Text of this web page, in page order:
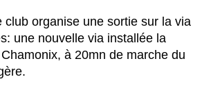
club organise une sortie sur la via
une nouvelle via installée la
à 20mn de marche du